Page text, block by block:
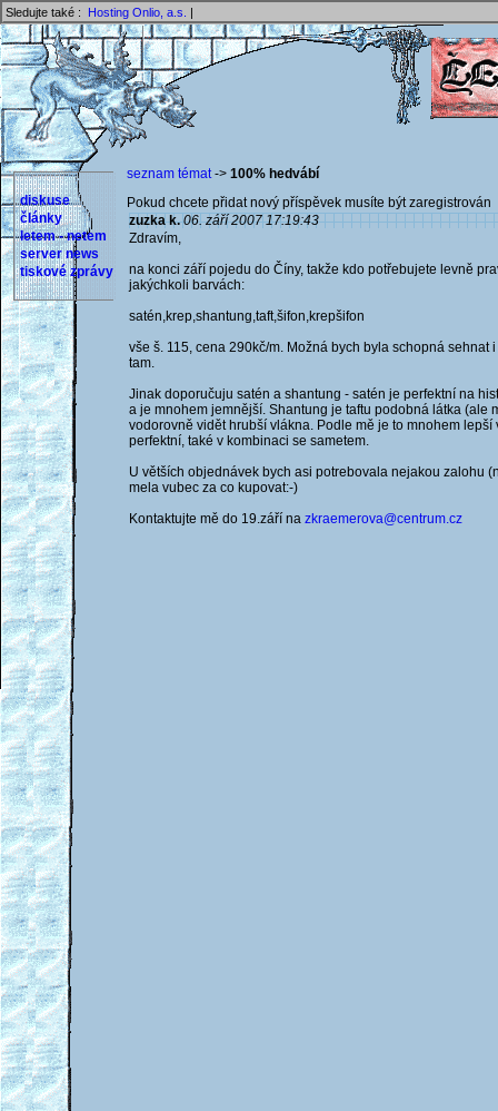
Sledujte také : Hosting Onlio, a.s. |
diskuse
články
letem - netem
server news
tiskové zprávy
seznam témat-> 100% hedvábí
Pokud chcete přidat nový příspěvek musíte být
zuzka k. 06. září 2007 17:19:43
Zdravím,
na konci září pojedu do Číny, takže kdo potřebujete levně
jakýchkoli barvách:
satén,krep,shantung,taft,šifon,krepšifon
vše š. 115, cena 290kč/m. Možná bych byla schopná
tam.
Jinak doporučuju satén a shantung - satén je perfektní na
a je mnohem jemnější. Shantung je taftu podobná látka (ale
vodorovně vidět hrubší vlákna. Podle mě je to mnohem
perfektní, také v kombinaci se sametem.
U větších objednávek bych asi potrebovala nejakou zalohu
mela vubec za co kupovat:-)
Kontaktujte mě do 19.září na zkraemerova@centrum.cz